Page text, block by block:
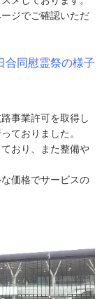
ジでご確認いただ
合同慰霊祭の様子
事業許可を取得し
ておりました。
おり、また整備や
価格でサービスの